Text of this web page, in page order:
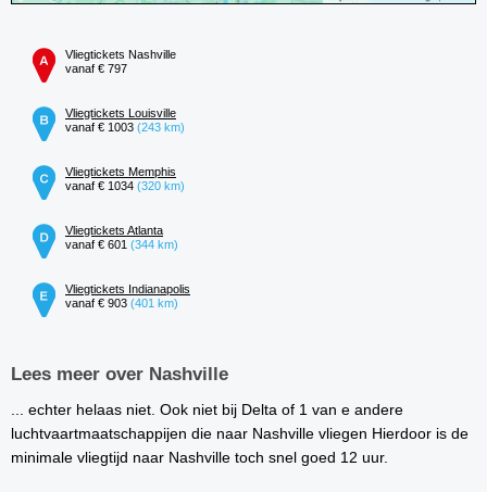
Vliegtickets Nashville
vanaf € 797
Vliegtickets Louisville
vanaf € 1003 (243 km)
Vliegtickets Memphis
vanaf € 1034 (320 km)
Vliegtickets Atlanta
vanaf € 601 (344 km)
Vliegtickets Indianapolis
vanaf € 903 (401 km)
Lees meer over Nashville
... echter helaas niet. Ook niet bij Delta of 1 van e andere
luchtvaartmaatschappijen die naar Nashville vliegen Hierdoor is de
minimale vliegtijd naar Nashville toch snel goed 12 uur.